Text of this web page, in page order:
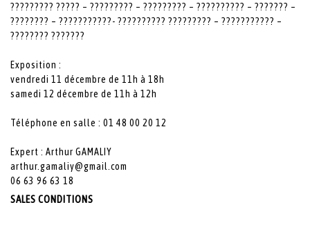
????????? ????? – ????????? – ????????? – ?????????? – ??????? –
???????? – ???????????- ?????????? ????????? – ??????????? –
???????? ???????
Exposition :
vendredi 11 décembre de 11h à 18h
samedi 12 décembre de 11h à 12h
Téléphone en salle : 01 48 00 20 12
Expert : Arthur GAMALIY
arthur.gamaliy@gmail.com
06 63 96 63 18
SALES CONDITIONS